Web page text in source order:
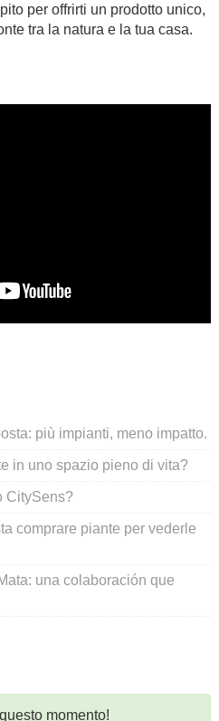
per offrirti un prodotto unico,
tra la natura e la tua casa.
più impianti, meno impatto.
in uno spazio pieno di vita?
CitySens?
comprare piante per vederle
una colaboración que
momento!